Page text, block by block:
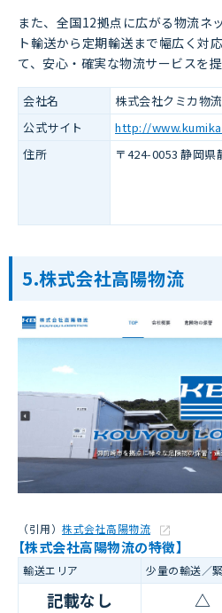
また、全国12拠点に広がる物流ネ
ト輸送から定期輸送まで幅広く対
て、安心・確実な物流サービスを提
会社名
株式会社クミカ物流
公式サイト
http://
住所
〒424‑0053 静岡
5.株式会社高陽物流
（引用） 株式会社高陽物流
【株式会社高陽物流の特徴】
輸送エリア 少量の輸送／
記載なし △